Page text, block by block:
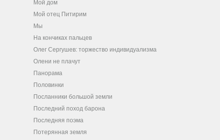
Мой дом
Мой отец Питирим
Мы
На кончиках пальцев
Олег Сергушев: торжество индивидуализма
Олени не плачут
Панорама
Половинки
Посланники большой земли
Последний поход барона
Последняя поэма
Потерянная земля